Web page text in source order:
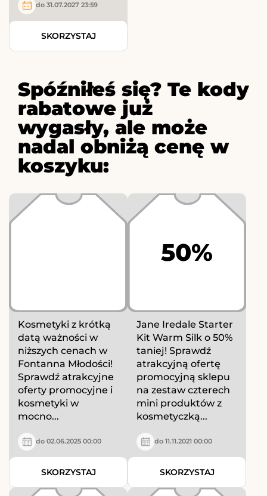
do 31.07.2027 23:59
SKORZYSTAJ
Spóźniłeś się? Te kody
rabatowe już
wygasły, ale może
nadal obniżą cenę w
koszyku:
Kosmetyki z krótką
datą ważności w
niższych cenach w
Fontanna Młodości!
Sprawdź atrakcyjne
oferty promocyjne i
kosmetyki w
mocno...
do 02.06.2025 00:00
SKORZYSTAJ
50%
Jane Iredale Starter
Kit Warm Silk o 50%
taniej! Sprawdź
atrakcyjną ofertę
promocyjną sklepu
na zestaw czterech
mini produktów z
kosmetyczką...
do 11.11.2021 00:00
SKORZYSTAJ